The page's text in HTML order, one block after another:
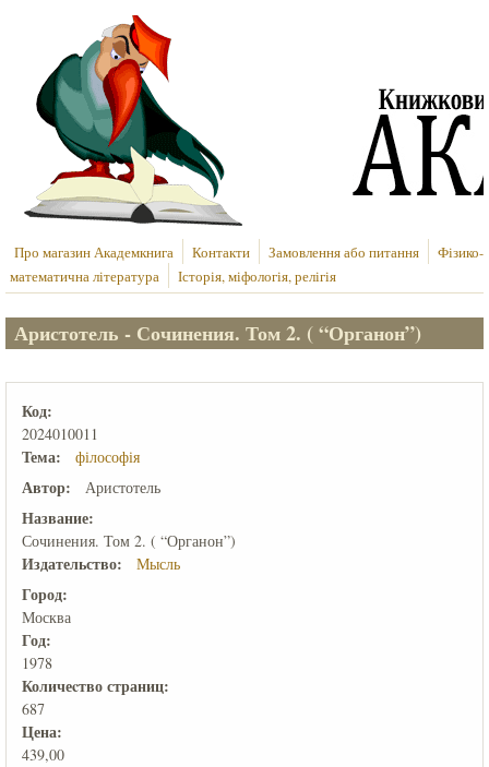
Перейти до основного вмісту
Про магазин Академкнига Контакти Замовлення або питання
Фізико-
математична література
Історія, міфологія, релігія
Аристотель - Сочинения. Том 2. ( “Органон”)
Код:
2024010011
Тема: філософія
Автор: Аристотель
Название:
Сочинения. Том 2. ( “Органон”)
Издательство: Мысль
Город:
Москва
Год:
1978
Количеcтво страниц:
687
Цена:
439,00